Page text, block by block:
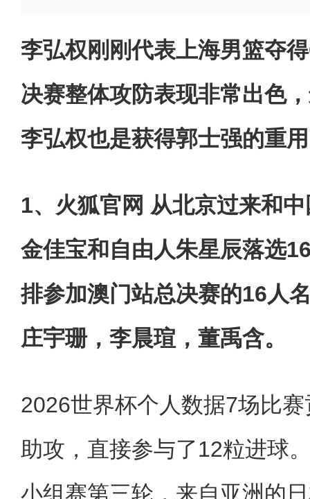
李弘权刚刚代表上海男篮夺
决赛整体攻防表现非常出色
李弘权也是获得郭士强的重
1、火狐官网 从北京过来和
金佳宝和自由人朱星辰落选
排参加澳门站总决赛的16人
庄宇珊，李晨瑄，董禹含。
2026世界杯个人数据7场比
助攻，直接参与了12粒进球
小组赛第三轮，来自亚洲的